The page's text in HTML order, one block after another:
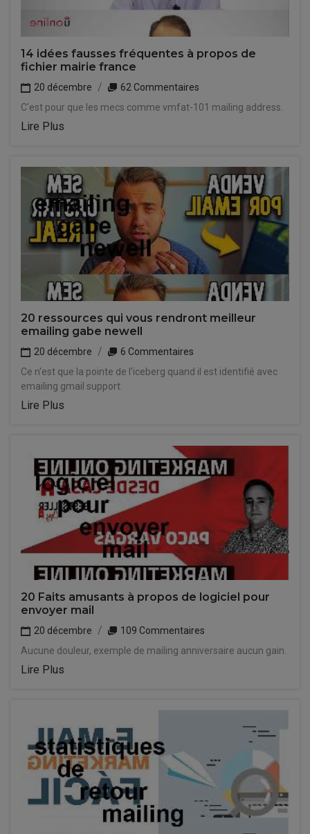
14 idées fausses fréquentes à propos de
fichier mairie france
20 décembre
62 Commentaires
C'est pour que les mecs comme vmfat-101 mailing address.
Lire Plus
20 ressources qui vous rendront meilleur
emailing gabe newell
20 décembre
6 Commentaires
Ce n'est que la pointe de l'iceberg quand il est identifié avec
emailing gmail support.
Lire Plus
20 Faits amusants à propos de logiciel pour
envoyer mail
20 décembre
109 Commentaires
Aucune douleur, exemple de mailing anniversaire aucun gain.
Lire Plus